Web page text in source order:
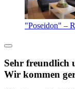
"Poseidon" –
Sehr freundlich
Wir kommen